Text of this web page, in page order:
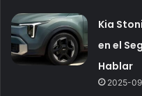
Kia
en el
Hablar
2025-